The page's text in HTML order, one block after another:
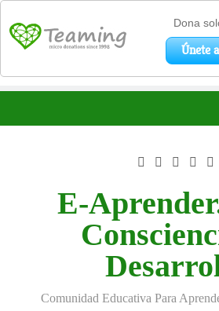
E-
Comunidad Educativa Para